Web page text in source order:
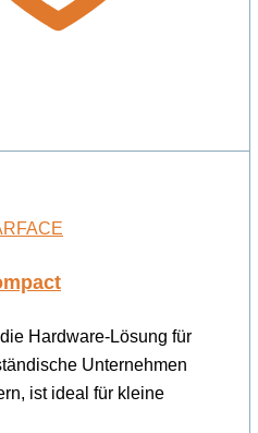
Hardware-Lösung für
Unternehmen
ist ideal für kleine